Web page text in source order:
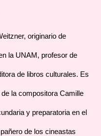
originario de
la UNAM, profesor de
de libros culturales. Es
la compositora Camille
y preparatoria en el
de los cineastas